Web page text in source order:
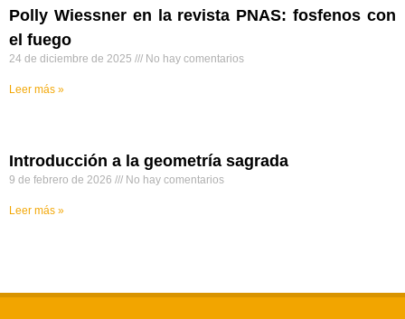
Polly Wiessner en la revista PNAS: fosfenos con
el fuego
24 de diciembre de 2025 No hay comentarios
Leer más »
Introducción a la geometría sagrada
9 de febrero de 2026 No hay comentarios
Leer más »